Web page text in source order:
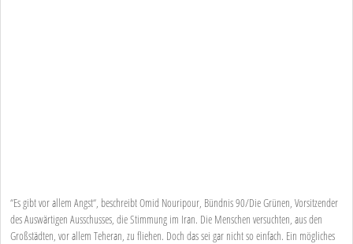
“Es gibt vor allem Angst“, beschreibt Omid Nouripour, Bündnis 90/Die Grünen, Vorsitzender
des Auswärtigen Ausschusses, die Stimmung im Iran. Die Menschen versuchten, aus den
Großstädten, vor allem Teheran, zu fliehen. Doch das sei gar nicht so einfach. Ein mögliches